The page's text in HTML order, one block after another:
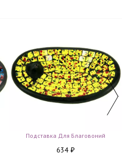
Подставка Для Благовоний
634 ₽